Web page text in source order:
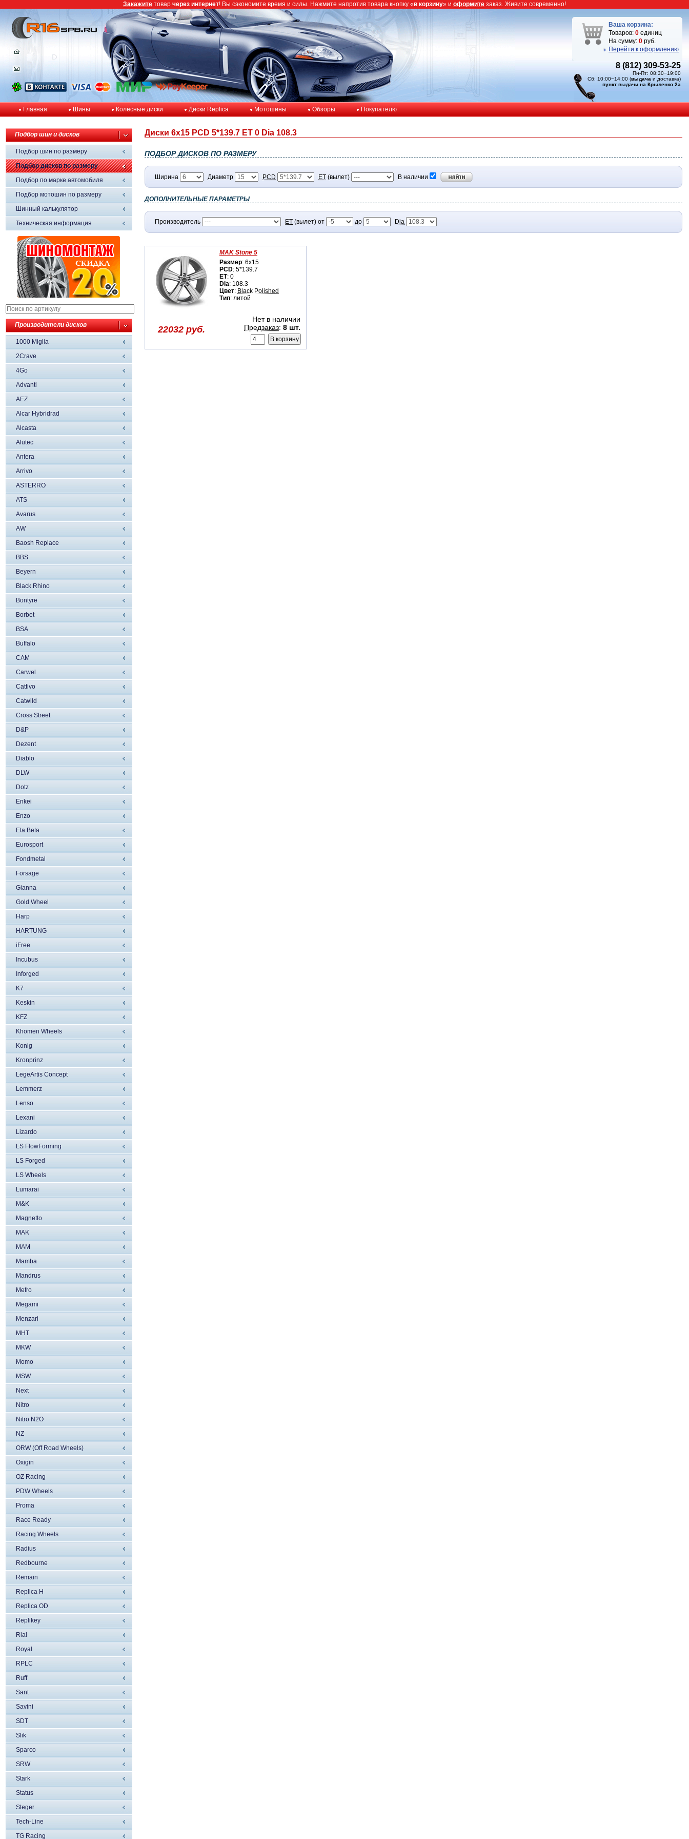
Ваша корзина:
Товаров: 0 единиц
На сумму: 0 руб.
Перейти к оформлению
8 (812) 309-53-25
Пн-Пт: 08:30−19:00
Сб: 10:00−14:00 (выдача и доставка)
пункт выдачи на Крыленко 2а
Главная Шины Колёсные диски Диски Replica Мотошины Обзоры Покупателю
Подбор шин и дисков
Подбор шин по размеру
Подбор дисков по размеру
Подбор по марке автомобиля
Подбор мотошин по размеру
Шинный калькулятор
Техническая информация
Производители дисков
1000 Miglia
2Crave
4Go
Advanti
AEZ
Alcar Hybridrad
Alcasta
Alutec
Antera
Arrivo
ASTERRO
ATS
Avarus
AW
Baosh Replace
BBS
Beyern
Black Rhino
Bontyre
Borbet
BSA
Buffalo
CAM
Carwel
Cattivo
Catwild
Cross Street
D&P
Dezent
Diablo
DLW
Dotz
Enkei
Enzo
Eta Beta
Eurosport
Fondmetal
Forsage
Gianna
Gold Wheel
Harp
HARTUNG
iFree
Incubus
Inforged
K7
Keskin
KFZ
Khomen Wheels
Konig
Kronprinz
LegeArtis Concept
Lemmerz
Lenso
Lexani
Lizardo
LS FlowForming
LS Forged
LS Wheels
Lumarai
M&K
Magnetto
MAK
MAM
Mamba
Mandrus
Mefro
Megami
Menzari
MHT
MKW
Momo
MSW
Next
Nitro
Nitro N2O
NZ
ORW (Off Road Wheels)
Oxigin
OZ Racing
PDW Wheels
Proma
Race Ready
Racing Wheels
Radius
Redbourne
Remain
Replica H
Replica OD
Replikey
Rial
Royal
RPLC
Ruff
Sant
Savini
SDT
Slik
Sparco
SRW
Stark
Status
Steger
Tech-Line
TG Racing
Диски 6x15 PCD 5*139.7 ET 0 Dia 108.3
ПОДБОР ДИСКОВ ПО РАЗМЕРУ
Ширина Диаметр PCD ET (вылет) В наличии
ДОПОЛНИТЕЛЬНЫЕ ПАРАМЕТРЫ
Производитель ET (вылет) от до Dia
MAK Stone 5
Размер: 6x15
PCD: 5*139.7
ET: 0
Dia: 108.3
Цвет: Black Polished
Тип: литой
22032 руб.
Нет в наличии
Предзаказ: 8 шт.
Закажите товар через интернет! Вы сэкономите время и силы. Нажмите напротив товара кнопку «в корзину» и оформите заказ. Живите современно!